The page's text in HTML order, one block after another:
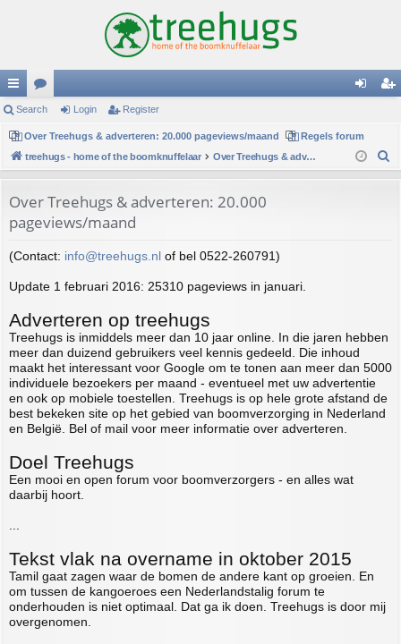
ui
ck
lin
or
u
m
in
er
Search Login Register
Over Treehugs & adverteren: 20.000 pageviews/maand
Regels forum
treehugs - home of the boomknuffelaar
Over Treehugs & adverteren: 20.000 pageviews/maand
Over Treehugs & adverteren: 20.000
pageviews/maand
(Contact: info@treehugs.nl of bel 0522-260791)
Update 1 februari 2016: 25310 pageviews in januari.
Adverteren op treehugs
Treehugs is inmiddels meer dan 10 jaar online. In die jaren hebben
meer dan duizend gebruikers veel kennis gedeeld. Die inhoud
maakt het interessant voor Google om te tonen aan meer dan 5000
individuele bezoekers per maand - eventueel met uw advertentie
en ook op mobiele toestellen. Treehugs is op hele grote afstand de
best bekeken site op het gebied van boomverzorging in Nederland
en België. Bel of mail voor meer informatie over adverteren.
Doel Treehugs
Een mooi en open forum voor boomverzorgers - en alles wat
daarbij hoort.
Tekst vlak na overname in oktober 2015
Tamil gaat zagen waar de bomen de andere kant op groeien. En
om tussen de kangoeroes een Nederlandstalig forum te
onderhouden is niet optimaal. Dat ga ik doen. Treehugs is door mij
overgenomen.